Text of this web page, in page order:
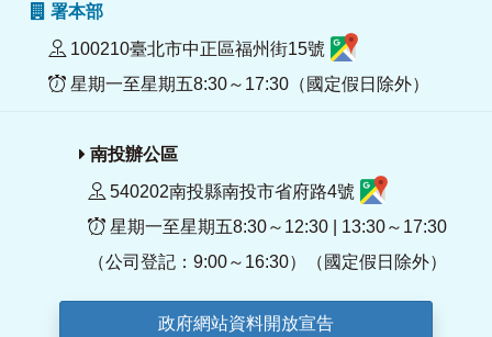
署本部
100210臺北市中正區福州街15號
星期一至星期五8:30～17:30（國定假日除外）
南投辦公區
540202南投縣南投市省府路4號
星期一至星期五8:30～12:30 | 13:30～17:30
（公司登記：9:00～16:30）（國定假日除外）
政府網站資料開放宣告